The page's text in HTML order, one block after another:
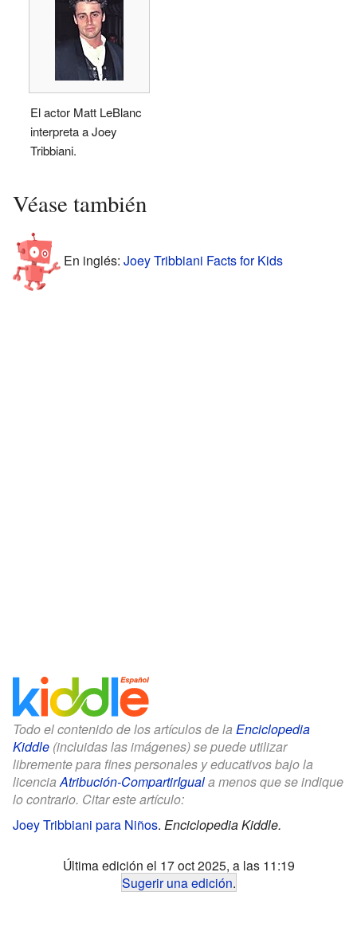
El actor Matt LeBlanc
interpreta a Joey
Tribbiani.
Véase también
En inglés: Joey Tribbiani Facts for Kids
Todo el contenido de los artículos de la Enciclopedia
Kiddle (incluidas las imágenes) se puede utilizar
libremente para fines personales y educativos bajo la
licenciaAtribución-CompartirIguala menos que se indique
lo contrario. Citar este artículo:
Joey Tribbiani para Niños. Enciclopedia Kiddle.
Última edición el 17 oct 2025, a las 11:19
Sugerir una edición.